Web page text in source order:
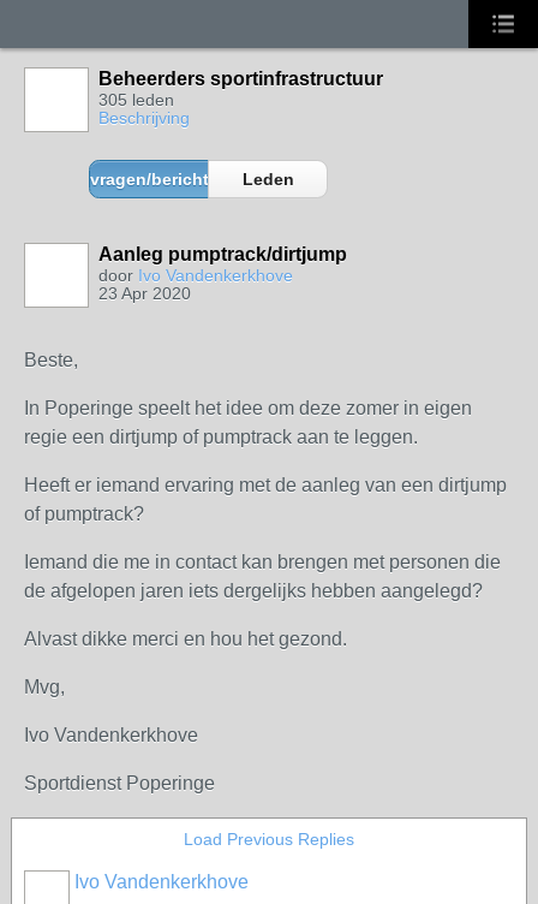
Beheerders sportinfrastructuur
305 leden
Beschrijving
vragen/berichten Leden
Aanleg pumptrack/dirtjump
door Ivo Vandenkerkhove
23 Apr 2020
Beste,
In Poperinge speelt het idee om deze zomer in eigen
regie een dirtjump of pumptrack aan te leggen.
Heeft er iemand ervaring met de aanleg van een dirtjump
of pumptrack?
Iemand die me in contact kan brengen met personen die
de afgelopen jaren iets dergelijks hebben aangelegd?
Alvast dikke merci en hou het gezond.
Mvg,
Ivo Vandenkerkhove
Sportdienst Poperinge
Load Previous Replies
Ivo Vandenkerkhove